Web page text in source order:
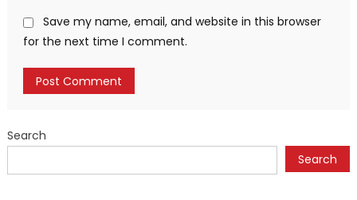
Save my name, email, and website in this browser
for the next time I comment.
Search
Search